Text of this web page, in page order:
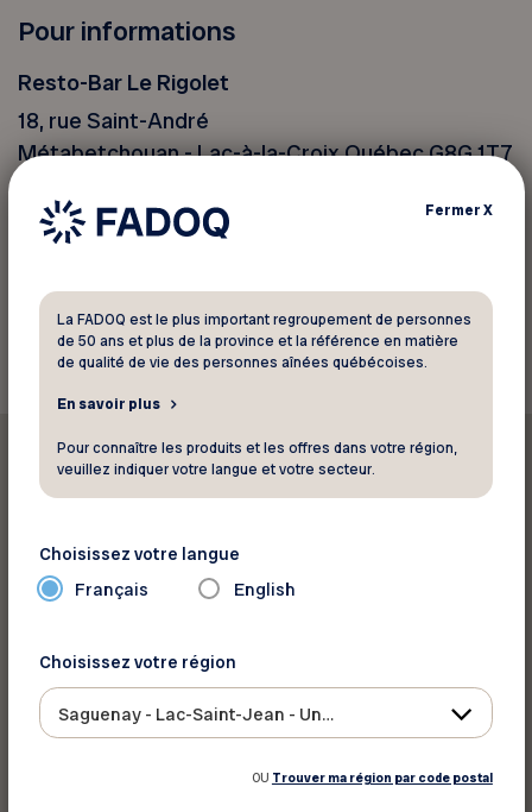
Pour informations
Resto-Bar Le Rigolet
18, rue Saint-André
Métabetchouan - Lac-à-la-Croix Québec G8G 1T7
Site web
Retourner aux rabais
Imprimer ce rabais
FermerX
La FADOQ est le plus important regroupement de personnes
de 50 ans et plus de la province et la référence en matière
de qualité de vie des personnes aînées québécoises.
En savoir plus
Pour connaître les produits et les offres dans votre région,
veuillez indiquer votre langue et votre secteur.
Choisissez votre langue
Français English
Choisissez votre région
Saguenay - Lac-Saint-Jean - Ungava
OU Trouver ma région par code postal